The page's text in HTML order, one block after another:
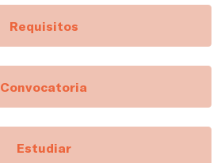
Requisitos
Convocatoria
Estudiar